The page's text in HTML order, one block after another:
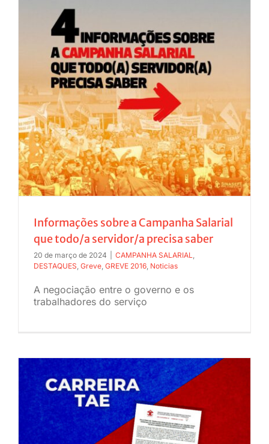
Informações sobre a Campanha Salarial
que todo/a servidor/a precisa saber
20 de março de 2024 CAMPANHA SALARIAL,
DESTAQUES, Greve, GREVE 2016, Noticias
A negociação entre o governo e os
trabalhadores do serviço